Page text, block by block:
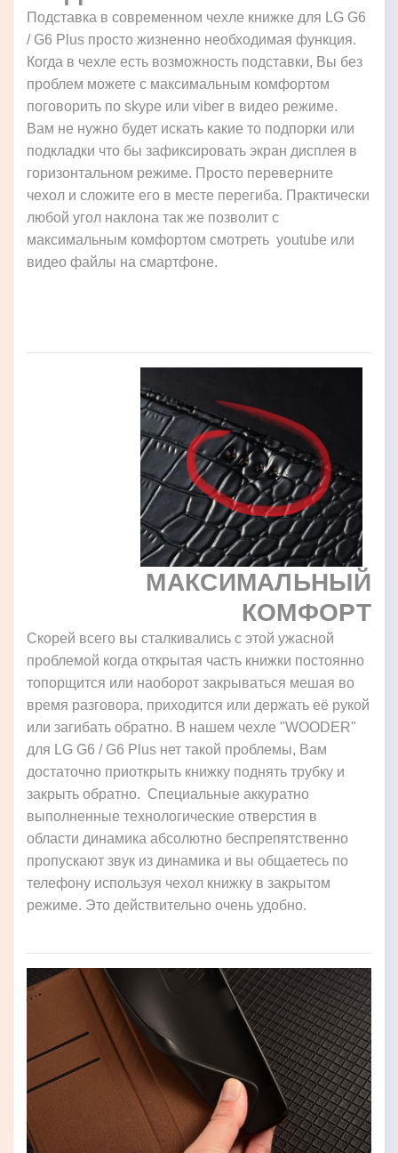
Подставка в современном чехле книжке для LG G6
/ G6 Plus просто жизненно необходимая функция.
Когда в чехле есть возможность подставки, Вы без
проблем можете с максимальным комфортом
поговорить по skype или viber в видео режиме.
Вам не нужно будет искать какие то подпорки или
подкладки что бы зафиксировать экран дисплея в
горизонтальном режиме. Просто переверните
чехол и сложите его в месте перегиба. Практически
любой угол наклона так же позволит с
максимальным комфортом смотреть youtube или
видео файлы на смартфоне.
МАКСИМАЛЬНЫЙ
КОМФОРТ
Скорей всего вы сталкивались с этой ужасной
проблемой когда открытая часть книжки постоянно
топорщится или наоборот закрываться мешая во
время разговора, приходится или держать её рукой
или загибать обратно. В нашем чехле "WOODER"
для LG G6 / G6 Plus нет такой проблемы, Вам
достаточно приоткрыть книжку поднять трубку и
закрыть обратно. Специальные аккуратно
выполненные технологические отверстия в
области динамика абсолютно беспрепятственно
пропускают звук из динамика и вы общаетесь по
телефону используя чехол книжку в закрытом
режиме. Это действительно очень удобно.